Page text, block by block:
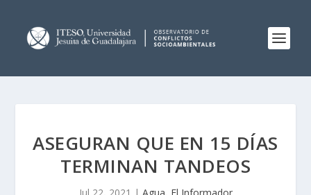
ASEGURAN QUE EN 15 DÍAS
TERMINAN TANDEOS